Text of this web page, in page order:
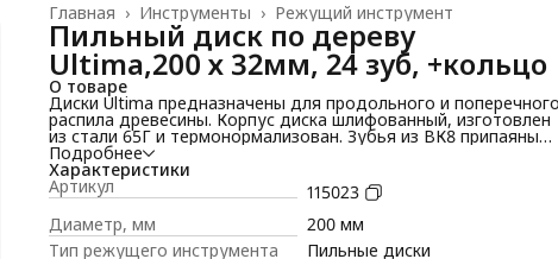
Режущий инструмент
Инструменты ›
Главная ›
Пильный диск по дереву
Ultima,200 х 32мм, 24 зуб, +кольцо
О товаре
Диски Ultima предназначены для продольного и поперечного
распила древесины. Корпус диска шлифованный, изготовлен
из стали 65Г и термонормализован. Зубья из ВК8 припаяны
высокопрочным припоем. Алмазная заточка с выхаживанием
значительно увеличивает срок службы инструмента.
Дополнительный боковой разворот передней поверхности
зубьев позволяет производить более качественное и чистое
пиление.
Подробнее
Характеристики
Артикул
115023
Диаметр, мм
200 мм
Тип режущего инструмента
Пильные диски